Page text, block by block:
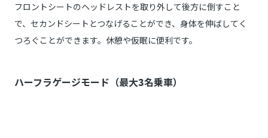
フロントシートのヘッドレストを取り外して後方に倒すこと
で、セカンドシートとつなげることができ、身体を伸ばしてく
つろぐことができます。休憩や仮眠に便利です。
ハーフラゲージモード（最大3名乗車）